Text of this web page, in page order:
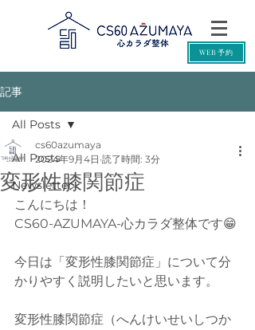
WEB予約
記事
All Posts
Newsletter
All Posts
変形性膝関節症
cs60azumaya
2024年9月4日 読了時間: 3分
こんにちは！
CS60-AZUMAYA-心カラダ整体です😁
今日は「変形性膝関節症」について分
かりやすく説明したいと思います。
変形性膝関節症（へんけいせいしつか